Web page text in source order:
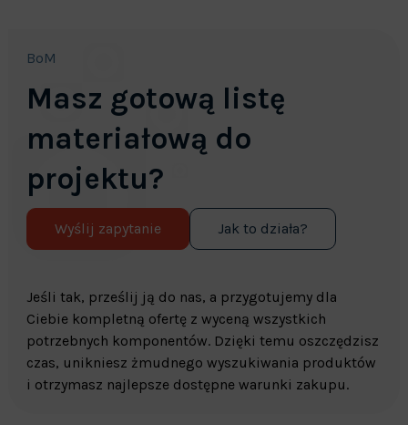
BoM
Masz gotową listę
materiałową do
projektu?
Wyślij zapytanie Jak to działa?
Jeśli tak, prześlij ją do nas, a przygotujemy dla
Ciebie kompletną ofertę z wyceną wszystkich
potrzebnych komponentów. Dzięki temu oszczędzisz
czas, unikniesz żmudnego wyszukiwania produktów
i otrzymasz najlepsze dostępne warunki zakupu.